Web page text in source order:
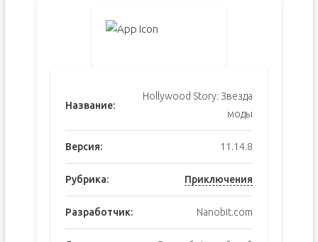
Название:
Hollywood Story: Звезда
моды
Версия: 11.14.8
Рубрика: Приключения
Разработчик: Nanobit.com